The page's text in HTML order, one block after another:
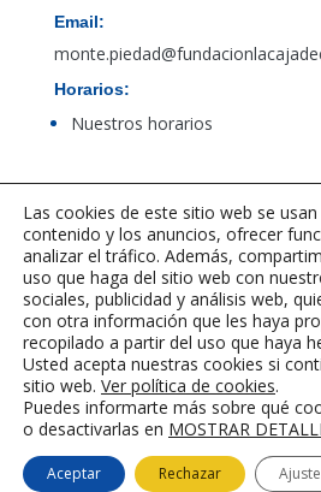
Email:
Horarios:
Nuestros horarios
Acceso al canal de denuncias de
©2023-2025 Fundación
CANARIAS|Aviso legal
Las cookies de este sitio web se
contenido y los anuncios, ofrecer
analizar el tráfico. Además,
uso que haga del sitio web con
sociales, publicidad y análisis web,
con otra información que les haya
recopilado a partir del uso que haya
Usted acepta nuestras cookies si
sitio web. Ver política de cookies.
Puedes informarte más sobre qué
o desactivarlas en MOSTRAR
Aceptar Rechazar